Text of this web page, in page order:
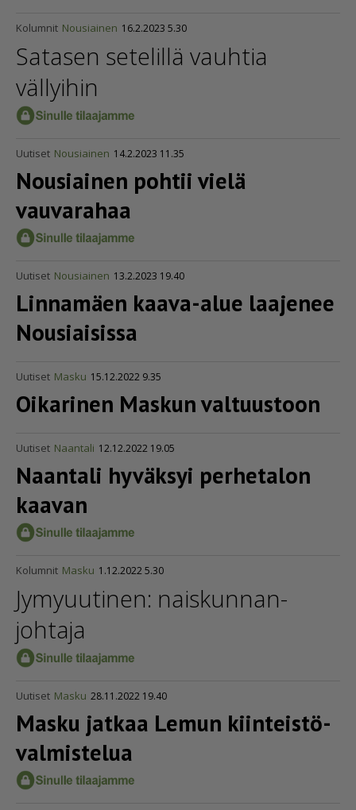
Kolumnit Nousiainen 16.2.2023 5.30
Satasen setelillä vauhtia
vällyihin
Uutiset Nousiainen 14.2.2023 11.35
Nousiainen pohtii vielä
vauvarahaa
Uutiset Nousiainen 13.2.2023 19.40
Linnamäen kaava-alue laajenee
Nousiaisissa
Uutiset Masku 15.12.2022 9.35
Oikarinen Maskun valtuustoon
Uutiset Naantali 12.12.2022 19.05
Naantali hyväksyi perhetalon
kaavan
Kolumnit Masku 1.12.2022 5.30
Jymyuutinen: naiskun­nan­
johtaja
Uutiset Masku 28.11.2022 19.40
Masku jatkaa Lemun kiinteis­tö­
val­mis­telua